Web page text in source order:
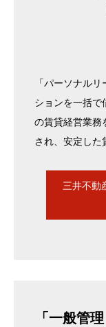
「パーソナル
ションを一括で
の賃貸経営業務
され、安定した
三井不動
「一般管